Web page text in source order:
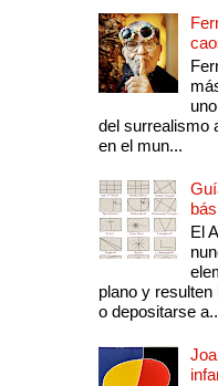
del surrealismo
en el mun...
El
plano y
o depositarse